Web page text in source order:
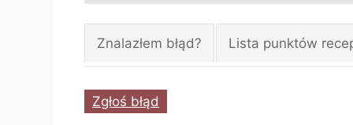
Znalazłem błąd? Lista punktów
Zgłoś błąd